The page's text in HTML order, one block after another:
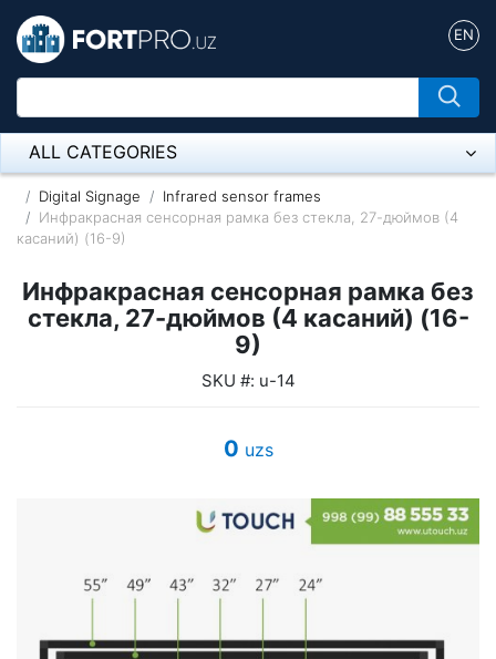
EN
ALL CATEGORIES
Микрофон
Напольные розетки
Оборудование Mikrotik
Пылесос
Digital Signage
Infrared sensor frames
Инфракрасная сенсорная рамка без стекла, 27-дюймов (4
касаний) (16-9)
Инфракрасная сенсорная рамка без
стекла, 27-дюймов (4 касаний) (16-
9)
SKU #: u-14
0 uzs